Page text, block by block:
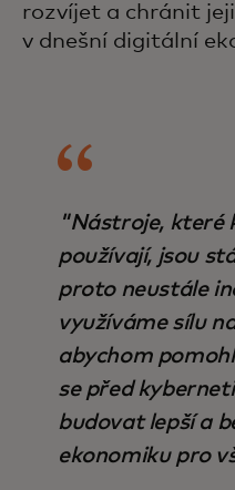
rozvíjet a chránit
v dnešní digitální
"Nástroje, které
používají, jsou
proto neustále
využíváme sílu
abychom
se před
budovat lepší a
ekonomiku pro